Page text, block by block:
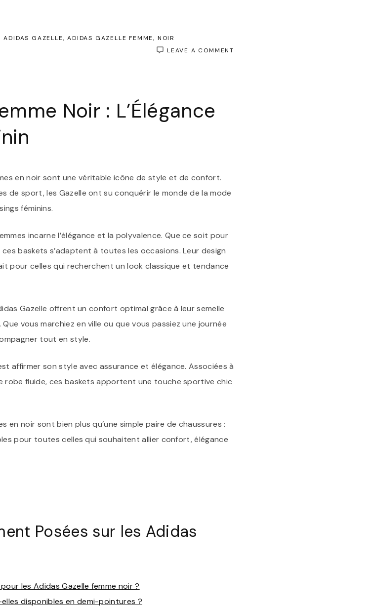
ADIDAS GAZELLE ADIDAS GAZELLE FEMME NOIR
LEAVE A COMMENT
Noir : L’Élégance
en noir sont une véritable icône de style et de confort.
de sport, les Gazelle ont su conquérir le monde de la mode
féminins.
incarne l’élégance et la polyvalence. Que ce soit pour
baskets s’adaptent à toutes les occasions. Leur design
pour celles qui recherchent un look classique et tendance
Gazelle offrent un confort optimal grâce à leur semelle
vous marchiez en ville ou que vous passiez une journée
tout en style.
affirmer son style avec assurance et élégance. Associées à
robe fluide, ces baskets apportent une touche sportive chic
en noir sont bien plus qu’une simple paire de chaussures :
pour toutes celles qui souhaitent allier confort, élégance
Posées sur les Adidas
les Adidas Gazelle femme noir ?
disponibles en demi-pointures ?